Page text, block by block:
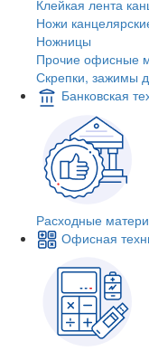
Клейкая лента
Ножи
Ножницы
Прочие офисные
Скрепки, зажимы
Банковская
Расходные
Офисная